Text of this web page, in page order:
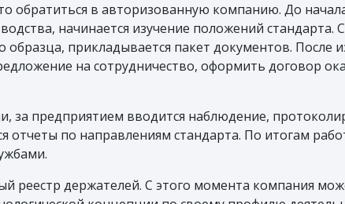
обратиться в авторизованную компанию. До
начинается изучение положений
прикладывается пакет документов. После
на сотрудничество, оформить договор
за предприятием вводится наблюдение,
по направлениям стандарта. По итогам
реестр держателей. С этого момента компания